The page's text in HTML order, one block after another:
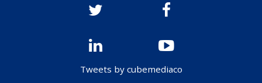
Tweets by cubemediaco